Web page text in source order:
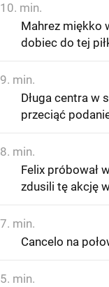
10. min.
Mahrez miękko
dobiec do tej
9. min.
Długa centra w
przeciąć
8. min.
Felix próbował
zdusili tę akcję
7. min.
Cancelo na
5. min.